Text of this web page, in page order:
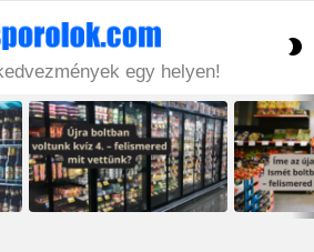
egy helyen!